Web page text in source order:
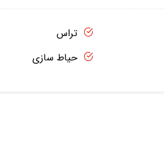
تراس
حیاط سازی